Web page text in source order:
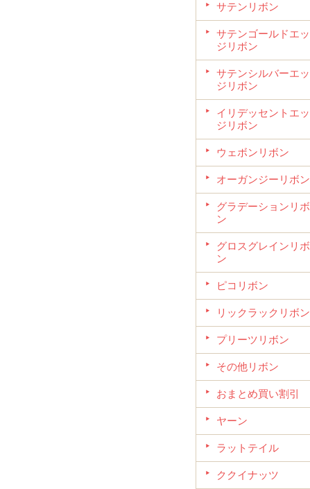
サテンリボン
サテンゴールドエッ
ジリボン
サテンシルバーエッ
ジリボン
イリデッセントエッ
ジリボン
ウェボンリボン
オーガンジーリボン
グラデーションリボ
ン
グロスグレインリボ
ン
ピコリボン
リックラックリボン
プリーツリボン
その他リボン
おまとめ買い割引
ヤーン
ラットテイル
ククイナッツ